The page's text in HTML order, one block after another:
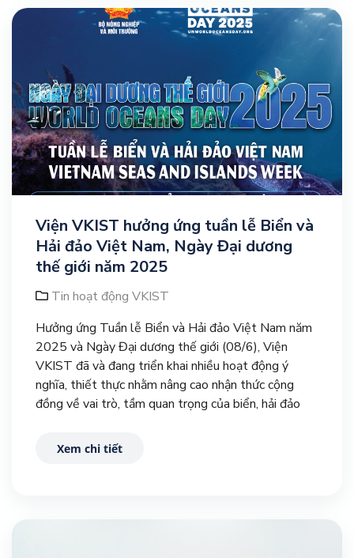
Viện VKIST hưởng ứng tuần lễ Biển và
Hải đảo Việt Nam, Ngày Đại dương
thế giới năm 2025
Tin hoạt động VKIST
Hưởng ứng Tuần lễ Biển và Hải đảo Việt Nam năm
2025 và Ngày Đại dương thế giới (08/6), Viện
VKIST đã và đang triển khai nhiều hoạt động ý
nghĩa, thiết thực nhằm nâng cao nhận thức cộng
đồng về vai trò, tầm quan trọng của biển, hải đảo
Xem chi tiết